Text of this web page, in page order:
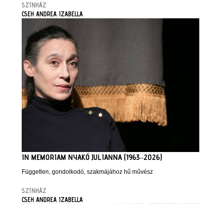
SZÍNHÁZ
CSEH ANDREA IZABELLA
IN MEMORIAM NYAKÓ JULIANNA (1963–2026)
Független, gondolkodó, szakmájához hű művész
SZÍNHÁZ
CSEH ANDREA IZABELLA